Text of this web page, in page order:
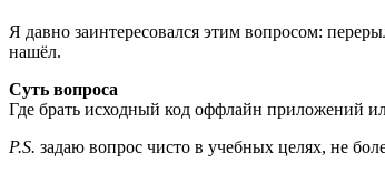
Я давно заинтересовался этим вопросом:
нашёл.
Суть вопроса
Где брать исходный код оффлайн приложений
P.S. задаю вопрос чисто в учебных целях, не